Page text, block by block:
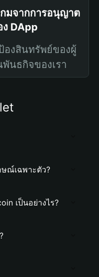
มจากการอนุญาต
DApp
องสินทรัพย์ของผู้
นธกิจของเรา
ณ์เฉพาะตัว?
เป็นอย่างไร?